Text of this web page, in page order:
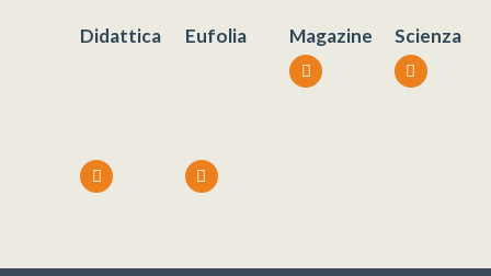
Didattica Eufolia Magazine Scienza